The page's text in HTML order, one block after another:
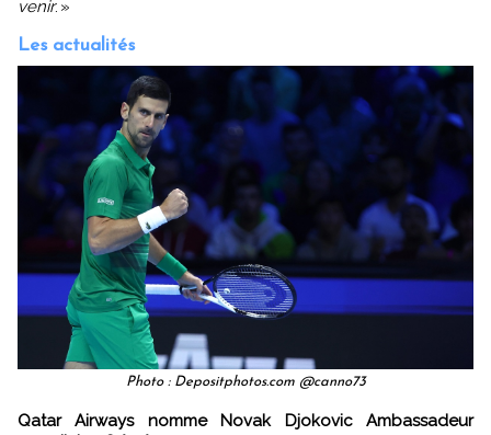
venir. »
Les actualités
Photo : Depositphotos.com @canno73
Qatar Airways nomme Novak Djokovic Ambassadeur